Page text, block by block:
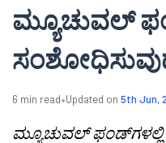
ಮ್ಯೂಚುವಲ್
6 min read•Updated on 5th Jun,
ಮ್ಯೂಚುವಲ್ ಫಂಡ್‌ಗಳಲ್ಲಿ